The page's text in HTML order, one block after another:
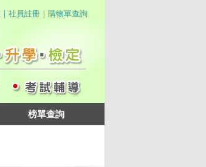
｜ 社員註冊 ｜ 購物單查詢
榜單查詢